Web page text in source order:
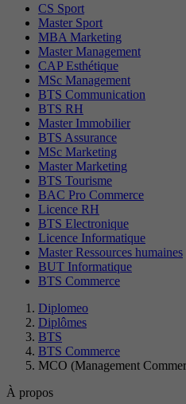
CS Sport
Master Sport
MBA Marketing
Master Management
CAP Esthétique
MSc Management
BTS Communication
BTS RH
Master Immobilier
BTS Assurance
MSc Marketing
Master Marketing
BTS Tourisme
BAC Pro Commerce
Licence RH
BTS Electronique
Licence Informatique
Master Ressources humaines
BUT Informatique
BTS Commerce
Diplomeo
Diplômes
BTS
BTS Commerce
MCO (Management
À propos